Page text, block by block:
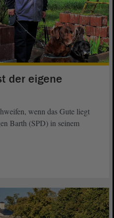
der eigene
wenn das Gute liegt
Barth (SPD) in seinem